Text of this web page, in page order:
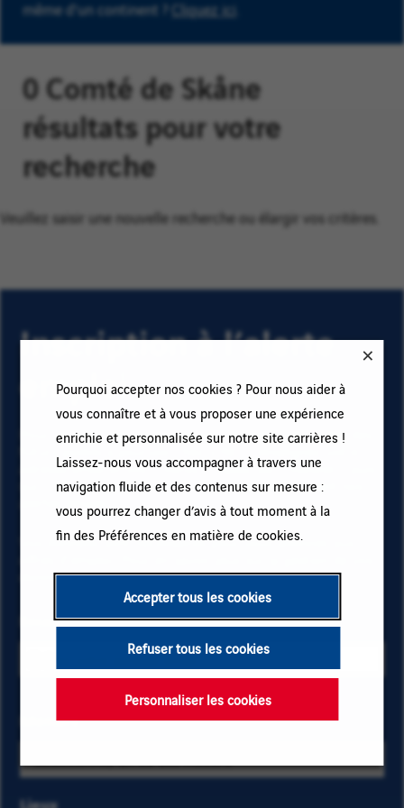
Pourquoi accepter nos cookies ? Pour nous aider à
vous connaître et à vous proposer une expérience
enrichie et personnalisée sur notre site carrières !
Laissez-nous vous accompagner à travers une
navigation fluide et des contenus sur mesure :
vous pourrez changer d’avis à tout moment à la
fin des Préférences en matière de cookies.
Accepter tous les cookies
Refuser tous les cookies
Personnaliser les cookies
même d'un continent ? Cliquez ici
0 Comté de Skåne
résultats pour votre
recherche
Veuillez saisir une nouvelle recherche ou élargir vos critères.
Inscription à l’alerte
emploi
Pour recevoir des alertes emploi et rester informé(e) des
futurs postes à pourvoir chez VINCI, renseignez votre
adresse email et vos critères. Cliquez sur « Ajouter » puis
sur « M'abonner » et restez informé(e) en recevant nos
alertes emails !
Vos données sont nécessaires pour vous abonner aux
données et sur vos droits,cliquez ici.
Email
Sélectionnez
les critères
métiers et
Saisissez
les
premières
Métiers